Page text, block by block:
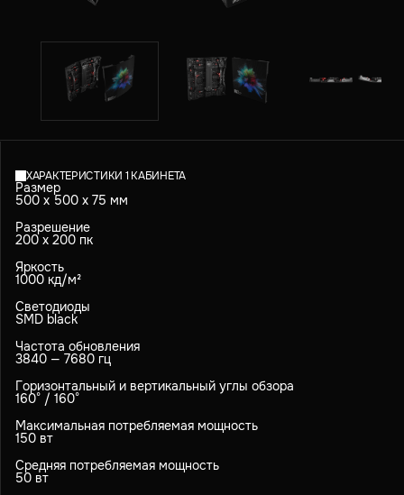
ХАРАКТЕРИСТИКИ 1 КАБИНЕТА
Размер
500 х 500 х 75 мм
Разрешение
200 x 200 пк
Яркость
1000 кд/м²
Светодиоды
SMD black
Частота обновления
3840 — 7680 гц
Горизонтальный и вертикальный углы обзора
160° / 160°
Максимальная потребляемая мощность
150 вт
Средняя потребляемая мощность
50 вт